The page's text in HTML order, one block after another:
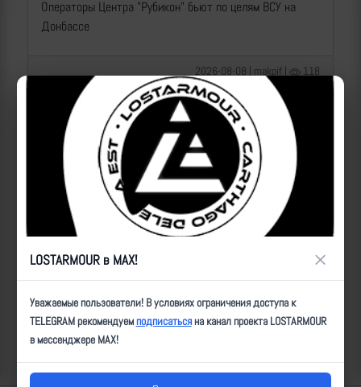
Операторы Центра "Рубикон" бьют по целям ВСУ на
Донбассе
2026-08-08 | makpif | 118
Операторы Центра "Рубикон" бьют по целям ВСУ на
Сумском направлении
LOSTARMOUR в MAX! ×
Уважаемые пользователи! В условиях ограничения доступа к
TELEGRAM рекомендуемподписатьсяна канал проекта LOSTARMOUR
в мессенджере MAX!